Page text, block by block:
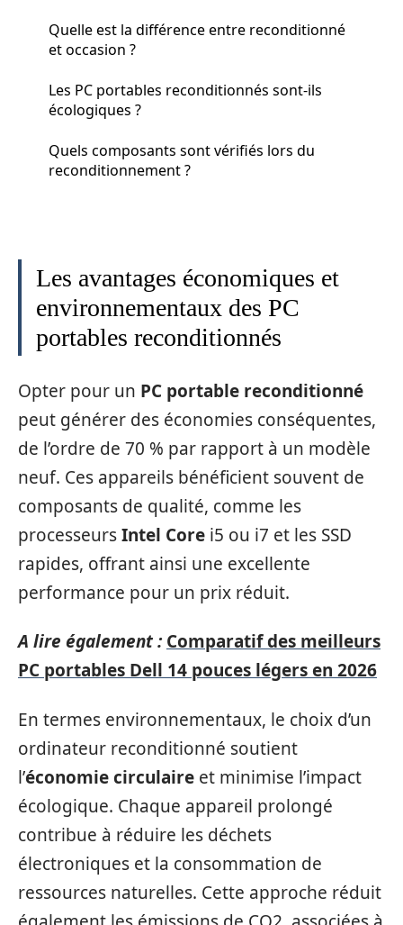
Quelle est la différence entre reconditionné
et occasion ?
Les PC portables reconditionnés sont-ils
écologiques ?
Quels composants sont vérifiés lors du
reconditionnement ?
Les avantages économiques et
environnementaux des PC
portables reconditionnés
Opter pour un PC portable reconditionné
peut générer des économies conséquentes,
de l’ordre de 70 % par rapport à un modèle
neuf. Ces appareils bénéficient souvent de
composants de qualité, comme les
processeursIntel Core i5 ou i7 et les SSD
rapides, offrant ainsi une excellente
performance pour un prix réduit.
A lire également : Comparatif des meilleurs
PC portables Dell 14 pouces légers en 2026
En termes environnementaux, le choix d’un
ordinateur reconditionné soutient
l’économie circulaire et minimise l’impact
écologique. Chaque appareil prolongé
contribue à réduire les déchets
électroniques et la consommation de
ressources naturelles. Cette approche réduit